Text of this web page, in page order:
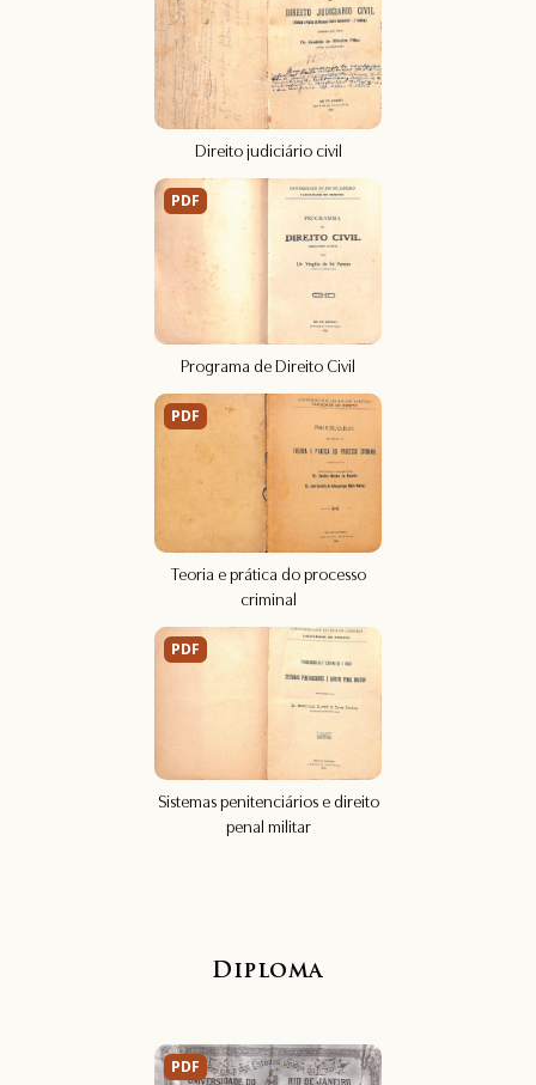
Direito judiciário civil
PDF
Programa de Direito Civil
PDF
Teoria e prática do processo
criminal
PDF
Sistemas penitenciários e direito
penal militar
Diploma
PDF